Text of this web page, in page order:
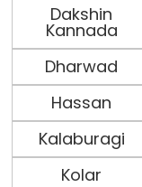
Dakshin
Kannada
Dharwad
Hassan
Kalaburagi
Kolar